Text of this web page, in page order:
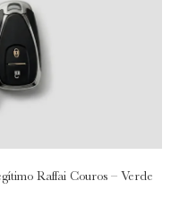
Raffai Couros – Verde